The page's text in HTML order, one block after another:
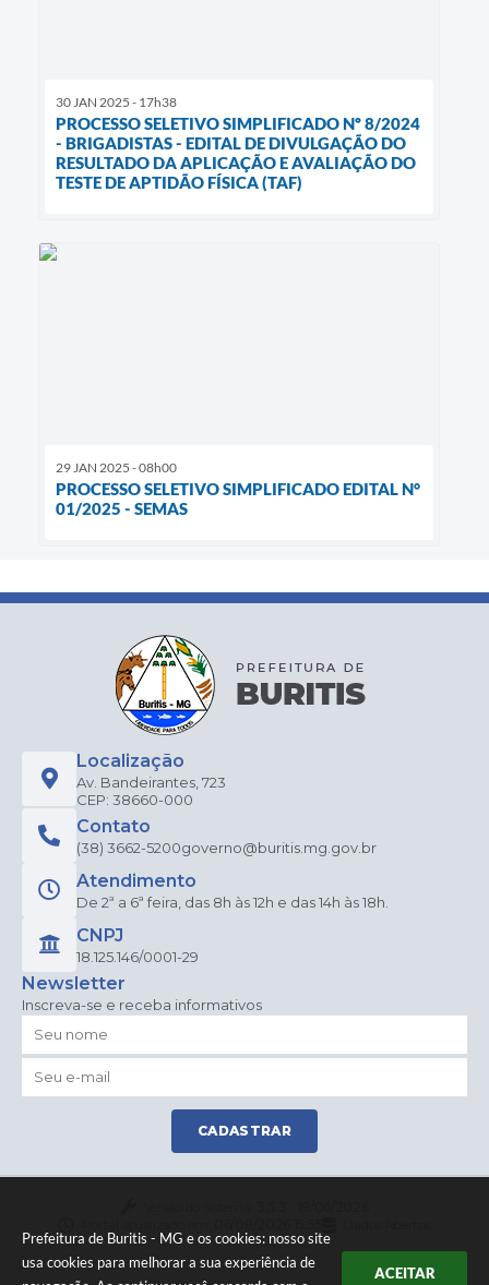
Prefeitura de Buritis - MG e os cookies: nosso site
usa cookies para melhorar a sua experiência de
ACEITAR
30 JAN 2025 - 17h38
PROCESSO SELETIVO SIMPLIFICADO Nº 8/2024
- BRIGADISTAS - EDITAL DE DIVULGAÇÃO DO
RESULTADO DA APLICAÇÃO E AVALIAÇÃO DO
TESTE DE APTIDÃO FÍSICA (TAF)
29 JAN 2025 - 08h00
PROCESSO SELETIVO SIMPLIFICADO EDITAL N°
01/2025 - SEMAS
Localização
Av. Bandeirantes, 723
CEP: 38660-000
Contato
(38) 3662-5200governo@buritis.mg.gov.br
Atendimento
De 2ª a 6ª feira, das 8h às 12h e das 14h às 18h.
CNPJ
18.125.146/0001-29
Newsletter
Inscreva-se e receba informativos
CADASTRAR